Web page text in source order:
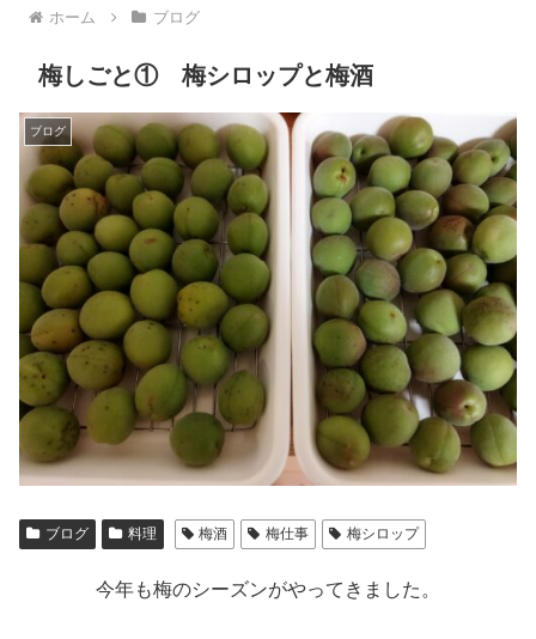
ホーム ブログ
梅しごと① 梅シロップと梅酒
ブログ
ブログ 料理 梅酒 梅仕事 梅シロップ
今年も梅のシーズンがやってきました。